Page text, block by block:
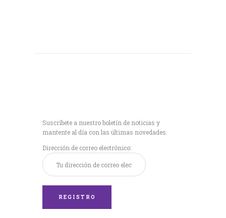
Suscríbete a nuestro boletín de noticias y
mantente al día con las últimas novedades.
Dirección de correo electrónico: